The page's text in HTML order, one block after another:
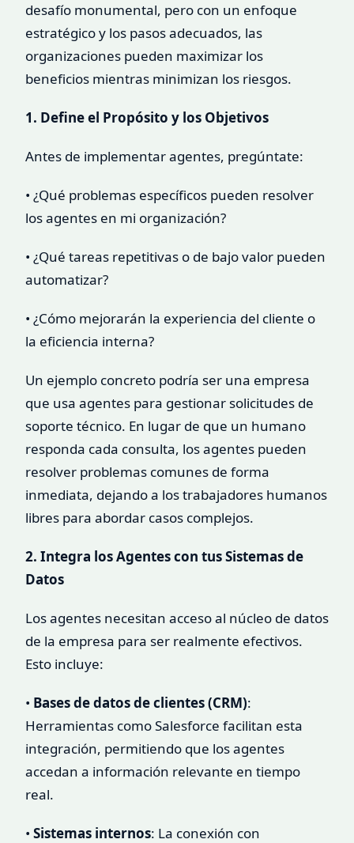
desafío monumental, pero con un enfoque
estratégico y los pasos adecuados, las
organizaciones pueden maximizar los
beneficios mientras minimizan los riesgos.
1. Define el Propósito y los Objetivos
Antes de implementar agentes, pregúntate:
• ¿Qué problemas específicos pueden resolver
los agentes en mi organización?
• ¿Qué tareas repetitivas o de bajo valor pueden
automatizar?
• ¿Cómo mejorarán la experiencia del cliente o
la eficiencia interna?
Un ejemplo concreto podría ser una empresa
que usa agentes para gestionar solicitudes de
soporte técnico. En lugar de que un humano
responda cada consulta, los agentes pueden
resolver problemas comunes de forma
inmediata, dejando a los trabajadores humanos
libres para abordar casos complejos.
2. Integra los Agentes con tus Sistemas de
Datos
Los agentes necesitan acceso al núcleo de datos
de la empresa para ser realmente efectivos.
Esto incluye:
• Bases de datos de clientes (CRM):
Herramientas como Salesforce facilitan esta
integración, permitiendo que los agentes
accedan a información relevante en tiempo
real.
• Sistemas internos: La conexión con